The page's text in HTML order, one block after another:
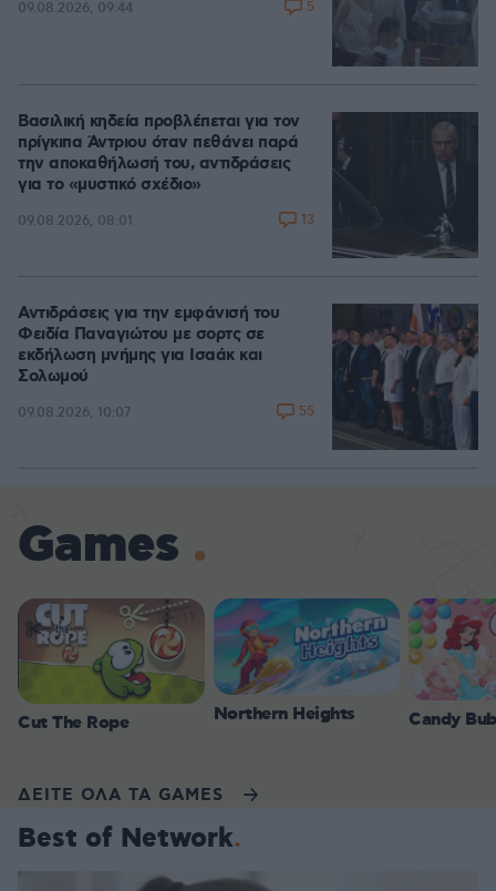
09.08.2026, 09:44 5
Βασιλική κηδεία προβλέπεται για τον
πρίγκιπα Άντριου όταν πεθάνει παρά
την αποκαθήλωσή του, αντιδράσεις
για το «μυστικό σχέδιο»
09.08.2026, 08:01 13
Αντιδράσεις για την εμφάνισή του
Φειδία Παναγιώτου με σορτς σε
εκδήλωση μνήμης για Ισαάκ και
Σολωμού
09.08.2026, 10:07 55
Games
Cut The Rope Northern Heights Candy
ΔΕΙΤΕ ΟΛΑ ΤΑ GAMES
Best of Network